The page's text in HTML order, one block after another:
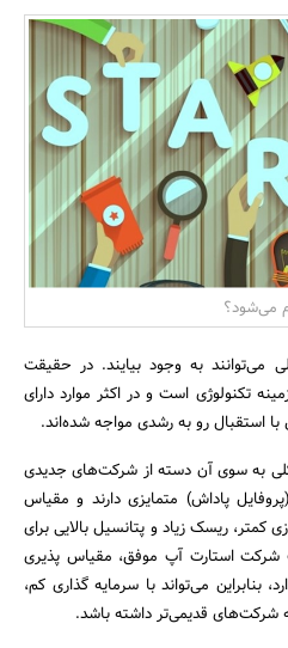
بانک، بیمه و سرمایه
مسکن و ساختمان
می‌شود؟
به وجود بیایند. در حقیقت
تکنولوژی است و در اکثر موارد دارای
استقبال رو به رشدی مواجه شده‌اند.
کلی به سوی آن دسته از شرکت‌های جدیدی
پاداش) متمایزی دارند و مقیاس
کمتر، ریسک زیاد و پتانسیل بالایی برای
شرکت استارت آپ موفق، مقیاس پذیری
می‌تواند با سرمایه‌ گذاری کم،
شرکت‌های قدیمی‌‌تر داشته باشد.